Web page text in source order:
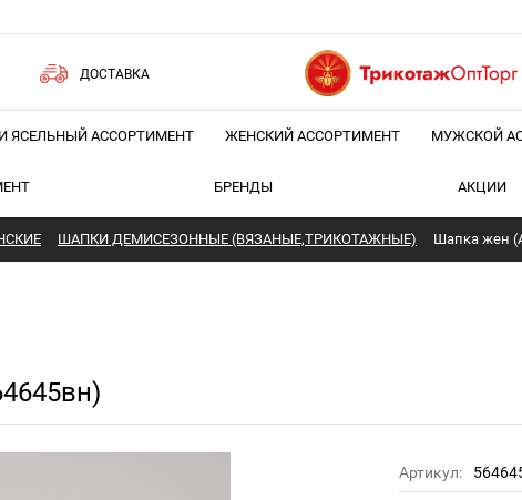
ДОСТАВКА
ЯСЕЛЬНЫЙ АССОРТИМЕНТ ЖЕНСКИЙ АССОРТИМЕНТ МУЖСКОЙ
БРЕНДЫ АКЦИИ
ШАПКИ ДЕМИСЕЗОННЫЕ (ВЯЗАНЫЕ,ТРИКОТАЖНЫЕ) Шапка жен
Артикул: